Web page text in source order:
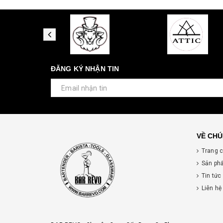
ĐĂNG KÝ NHẬN TIN
VỀ
Trang
Sản
Tin tức
Liên hệ